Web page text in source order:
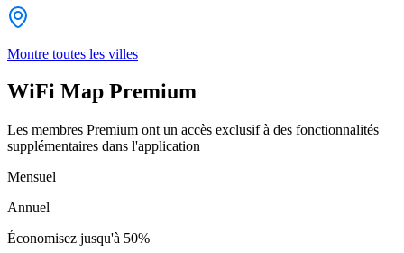
Montre toutes les villes
WiFi Map Premium
Les membres Premium ont un accès exclusif à des fonctionnalités
supplémentaires dans l'application
Mensuel
Annuel
Économisez jusqu'à 50%